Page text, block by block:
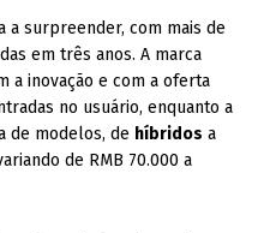
a surpreender, com mais de
em três anos. A marca
a inovação e com a oferta
no usuário, enquanto a
de modelos, de híbridos a
de RMB 70.000 a